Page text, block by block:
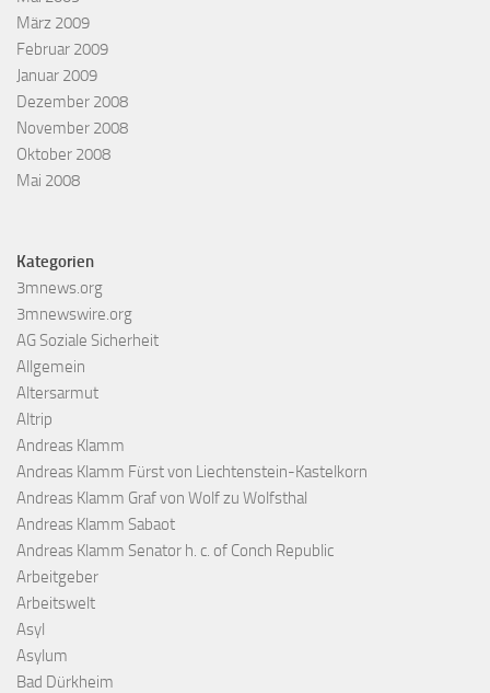
März 2009
Februar 2009
Januar 2009
Dezember 2008
November 2008
Oktober 2008
Mai 2008
Kategorien
3mnews.org
3mnewswire.org
AG Soziale Sicherheit
Allgemein
Altersarmut
Altrip
Andreas Klamm
Andreas Klamm Fürst von Liechtenstein-Kastelkorn
Andreas Klamm Graf von Wolf zu Wolfsthal
Andreas Klamm Sabaot
Andreas Klamm Senator h. c. of Conch Republic
Arbeitgeber
Arbeitswelt
Asyl
Asylum
Bad Dürkheim